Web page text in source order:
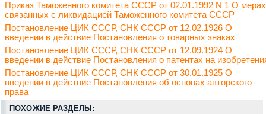
Приказ Таможенного комитета СССР от 02.01.1992 N 1 О
связанных с ликвидацией Таможенного комитета СССР
Постановление ЦИК СССР, СНК СССР от 12.02.1926 О
введении в действие Постановления о товарных знаках
Постановление ЦИК СССР, СНК СССР от 12.09.1924 О
введении в действие Постановления о патентах на
Постановление ЦИК СССР, СНК СССР от 30.01.1925 О
введении в действие Постановления об основах авторского
права
ПОХОЖИЕ РАЗДЕЛЫ: